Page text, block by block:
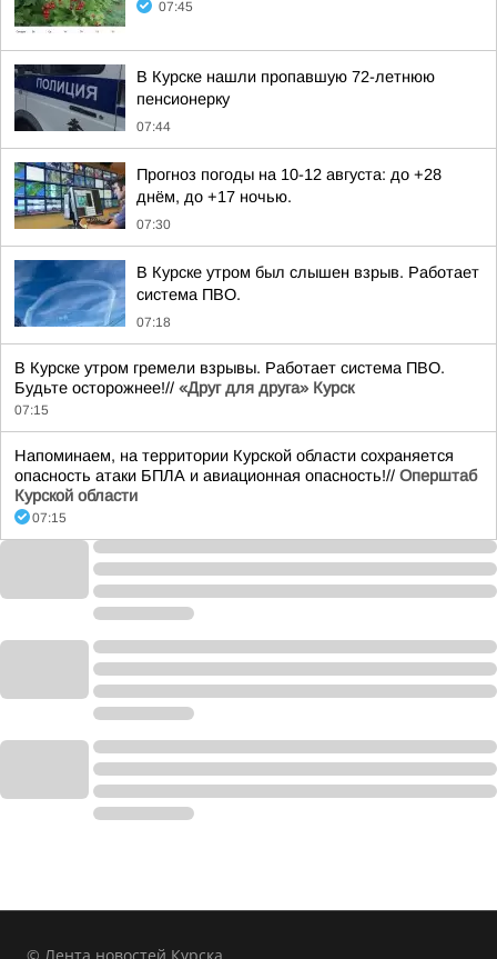
07:45
В Курске нашли пропавшую 72-летнюю
пенсионерку
07:44
Прогноз погоды на 10-12 августа: до +28
днём, до +17 ночью.
07:30
В Курске утром был слышен взрыв. Работает
система ПВО.
07:18
В Курске утром гремели взрывы. Работает система ПВО.
Будьте осторожнее!// «Друг для друга» Курск
07:15
Напоминаем, на территории Курской области сохраняется
опасность атаки БПЛА и авиационная опасность!// Оперштаб
Курской области
07:15